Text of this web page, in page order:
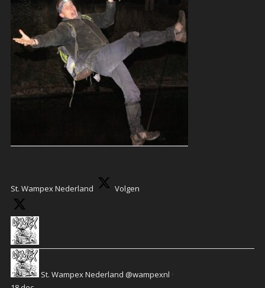
St. Wampex Nederland Volgen
St. Wampex Nederland @wampexnl ·